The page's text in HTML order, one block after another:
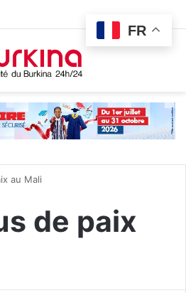
au Mali
de paix
FR